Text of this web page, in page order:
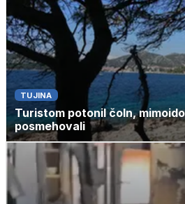
TUJINA
Turistom potonil čoln,
posmehovali